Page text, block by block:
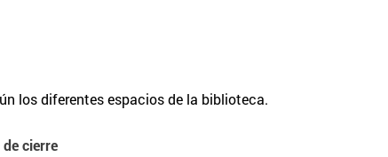
los diferentes espacios de la biblioteca.
cierre